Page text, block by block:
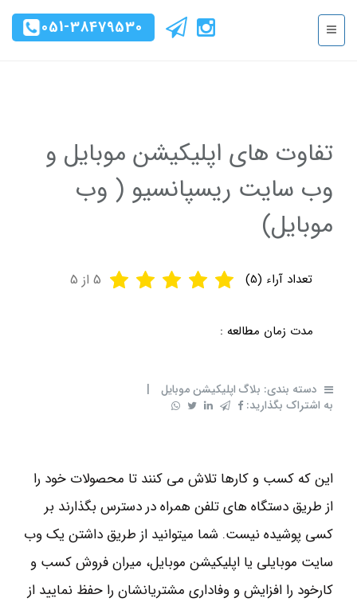
051-38479530
تفاوت های اپلیکیشن موبایل و
وب سایت ریسپانسیو ( وب
موبایل)
تعداد آراء (5
)
5 از 5
مدت زمان مطالعه :
دسته بندی: بلاگ اپلیکیشن موبایل
|
به اشتراک بگذارید:
این که کسب و کارها تلاش می کنند تا محصولات خود را
از طریق دستگاه های تلفن همراه در دسترس بگذارند بر
کسی پوشیده نیست. شما میتوانید از طریق داشتن یک وب
سایت موبایلی یا اپلیکیشن موبایل، میران فروش کسب و
کارخود را افزایش و وفاداری مشتریانشان را حفظ نمایید از